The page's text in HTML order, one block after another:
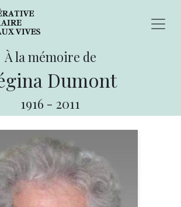
À la mémoire de
Dumont
1916 - 2011